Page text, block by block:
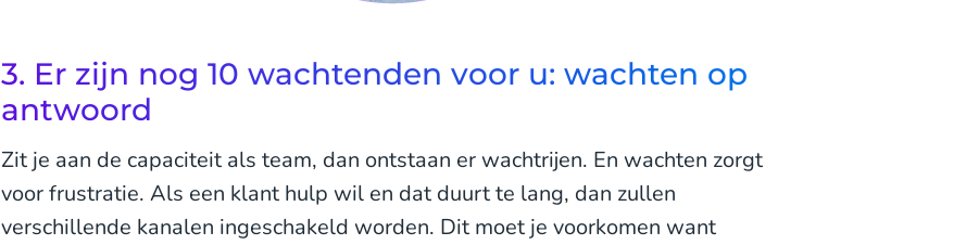
3. Er zijn nog 10 wachtenden voor u: wachten op
antwoord
Zit je aan de capaciteit als team, dan ontstaan er wachtrijen. En wachten zorgt
voor frustratie. Als een klant hulp wil en dat duurt te lang, dan zullen
verschillende kanalen ingeschakeld worden. Dit moet je voorkomen want